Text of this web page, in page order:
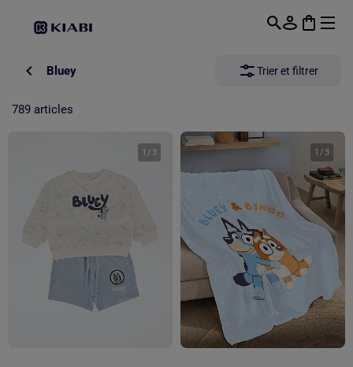
Bluey Trier et filtrer
789 articles
1 / 3 1 /3